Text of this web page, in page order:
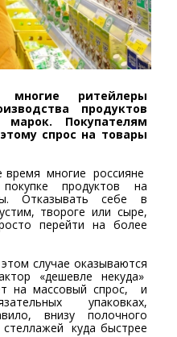
многие ритейлеры
продуктов
марок. Покупателям
спрос на товары
время многие россияне
продуктов на
Отказывать себе в
твороге или сыре,
перейти на более
случае оказываются
«дешевле некуда»
на массовый спрос, и
упаковках,
внизу полочного
стеллажей куда быстрее